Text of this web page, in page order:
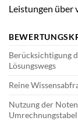
Leistungen über
Berücksichtigung
Lösungswegs
Reine
Nutzung der Noten